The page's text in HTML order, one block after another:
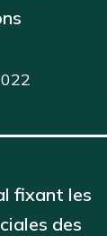
fixant les
des